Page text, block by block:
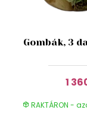
Gombák, 3
1
RAKTÁRON -